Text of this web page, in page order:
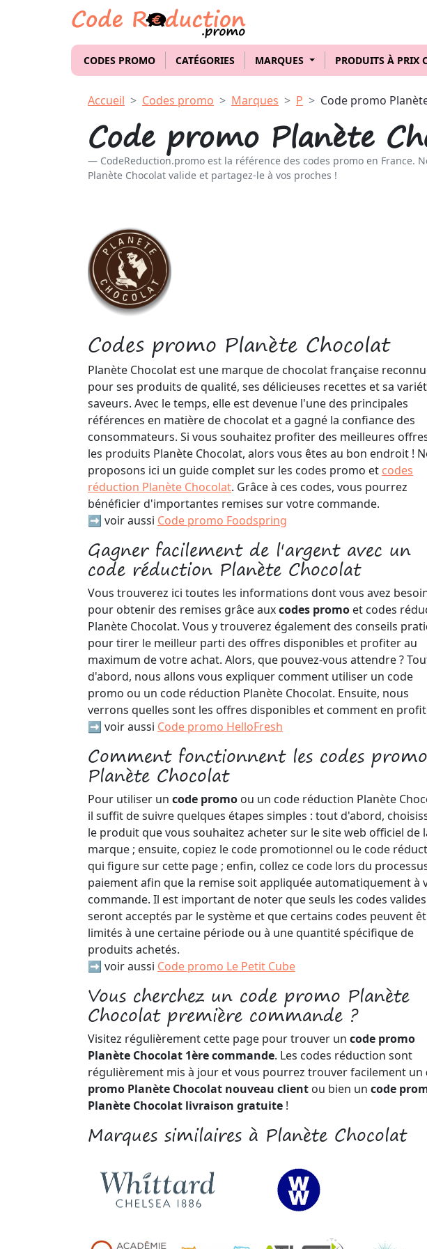
CODES PROMO CATÉGORIES MARQUES PRODUITS À PRIX
Accueil Codes promo Marques P Code promo
Code promo Planète
CodeReduction.promo est la référence des codes promo en
Planète Chocolat valide et partagez-le à vos proches !
Codes promo Planète Chocolat
Planète Chocolat est une marque de chocolat française
pour ses produits de qualité, ses délicieuses recettes et sa
saveurs. Avec le temps, elle est devenue l'une des principales
références en matière de chocolat et a gagné la confiance des
consommateurs. Si vous souhaitez profiter des meilleures
les produits Planète Chocolat, alors vous êtes au bon endroit !
proposons ici un guide complet sur les codes promo et codes
réduction Planète Chocolat. Grâce à ces codes, vous pourrez
bénéficier d'importantes remises sur votre commande.
➡️ voir aussi Code promo Foodspring
Gagner facilement de l'argent avec un
code réduction Planète Chocolat
Vous trouverez ici toutes les informations dont vous avez
pour obtenir des remises grâce auxcodes promo et codes
Planète Chocolat. Vous y trouverez également des conseils
pour tirer le meilleur parti des offres disponibles et profiter au
maximum de votre achat. Alors, que pouvez-vous attendre ?
d'abord, nous allons vous expliquer comment utiliser un code
promo ou un code réduction Planète Chocolat. Ensuite, nous
verrons quelles sont les offres disponibles et comment en
➡️ voir aussi Code promo HelloFresh
Comment fonctionnent les codes promo
Planète Chocolat
Pour utiliser un code promo ou un code réduction Planète
il suffit de suivre quelques étapes simples : tout d'abord,
le produit que vous souhaitez acheter sur le site web officiel de
marque ; ensuite, copiez le code promotionnel ou le code
qui figure sur cette page ; enfin, collez ce code lors du
paiement afin que la remise soit appliquée automatiquement à
commande. Il est important de noter que seuls les codes valides
seront acceptés par le système et que certains codes peuvent
limités à une certaine période ou à une quantité spécifique de
produits achetés.
➡️ voir aussi Code promo Le Petit Cube
Vous cherchez un code promo Planète
Chocolat première commande ?
Visitez régulièrement cette page pour trouver un code promo
Planète Chocolat 1ère commande. Les codes réduction sont
régulièrement mis à jour et vous pourrez trouver facilement un
promo Planète Chocolat nouveau client ou bien un code
Planète Chocolat livraison gratuite !
Marques similaires à Planète Chocolat